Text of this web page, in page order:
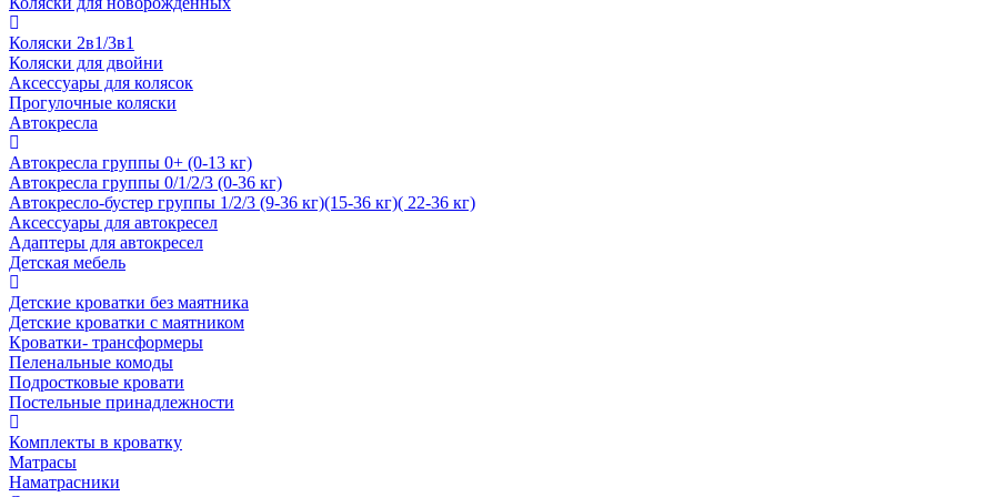
Коляски 2в1/3в1
Коляски для двойни
Аксессуары для колясок
Прогулочные коляски
Автокресла
Автокресла группы 0+ (0-13 кг)
Автокресла группы 0/1/2/3 (0-36 кг)
Автокресло-бустер группы 1/2/3 (9-36 кг)(15-36 кг)( 22-36 кг)
Аксессуары для автокресел
Адаптеры для автокресел
Детская мебель
Детские кроватки без маятника
Детские кроватки с маятником
Кроватки- трансформеры
Пеленальные комоды
Подростковые кровати
Постельные принадлежности
Комплекты в кроватку
Матрасы
Наматрасники